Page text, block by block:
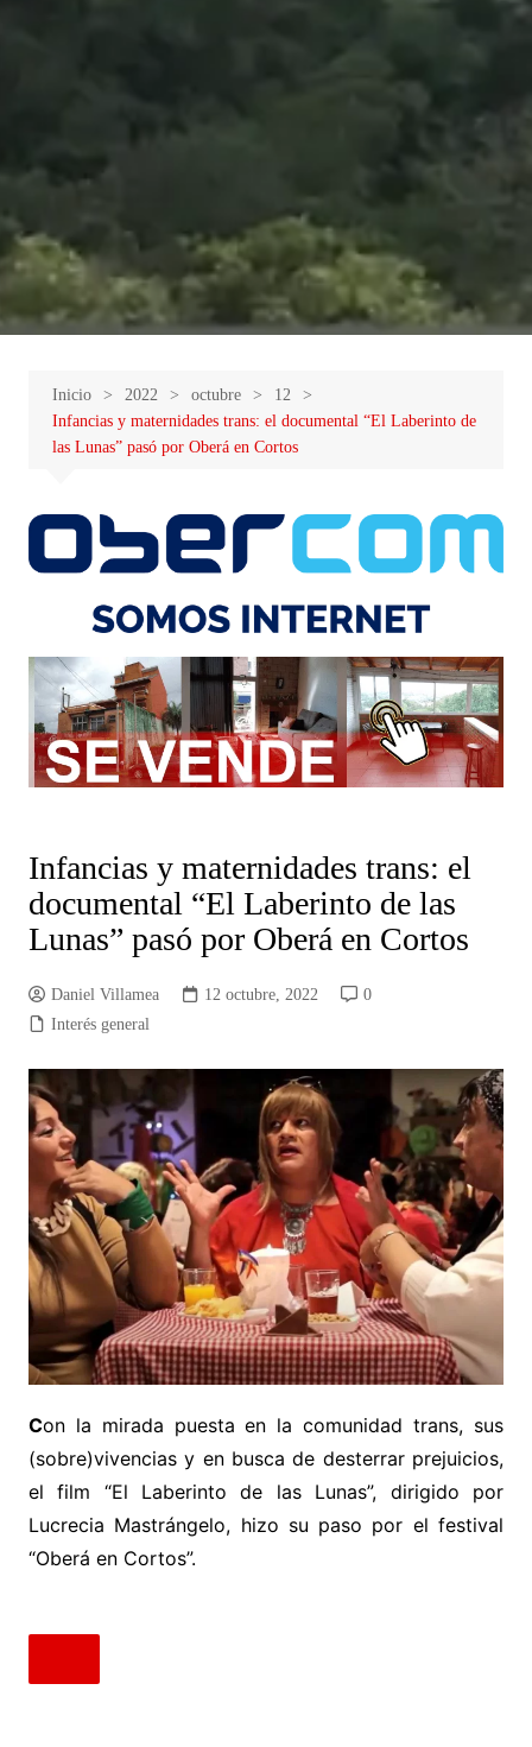
Inicio 2022 octubre
12
Infancias y maternidades trans: el documental “El Laberinto de
las Lunas” pasó por Oberá en Cortos
Infancias y maternidades trans: el
documental “El Laberinto de las
Lunas” pasó por Oberá en Cortos
Daniel Villamea 12 octubre, 2022
0
Interés general
Con la mirada puesta en la comunidad trans, sus
(sobre)vivencias y en busca de desterrar prejuicios,
el film “El Laberinto de las Lunas”, dirigido por
Lucrecia Mastrángelo, hizo su paso por el festival
“Oberá en Cortos”.